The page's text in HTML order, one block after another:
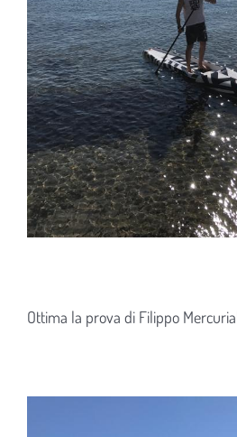
Ottima la prova di Filippo